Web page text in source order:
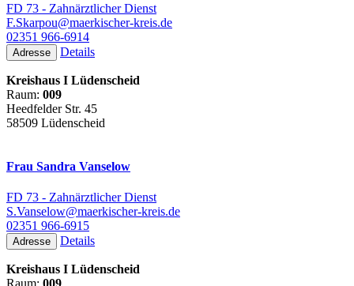
FD 73 - Zahnärztlicher Dienst
F.Skarpou@maerkischer-kreis.de
02351 966-6914
Adresse Details
Kreishaus I Lüdenscheid
Raum: 009
Heedfelder Str. 45
58509 Lüdenscheid
Frau Sandra Vanselow
FD 73 - Zahnärztlicher Dienst
S.Vanselow@maerkischer-kreis.de
02351 966-6915
Adresse Details
Kreishaus I Lüdenscheid